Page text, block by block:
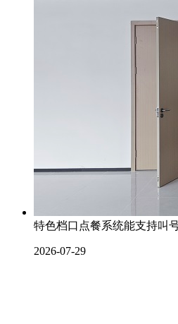
特色档口点餐系统能支持叫
2026-07-29